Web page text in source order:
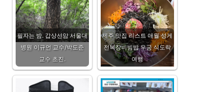
필자는 밤. 갑상선암 서울대
병원 이규언 교수/박도준
교수 초진.
제주 맛집 리스트 애월 성게
전복장비빔밥 우굼 식도락
여행